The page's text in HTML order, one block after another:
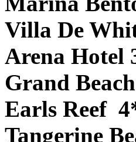
Villa De
Arena Hotel
Grand
Earls Reef
Tangerine